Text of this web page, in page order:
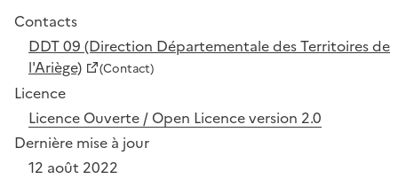
Contacts
DDT 09 (Direction Départementale des Territoires de
l'Ariège)
(Contact)
Licence
Licence Ouverte / Open Licence version 2.0
Dernière mise à jour
12 août 2022